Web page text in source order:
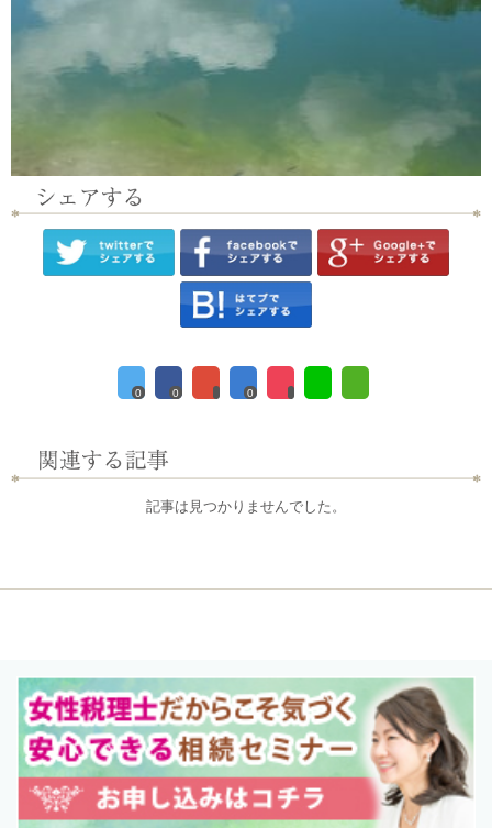
0 0 0
記事は見つかりませんでした。